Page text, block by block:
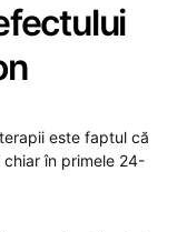
este faptul că
în primele 24-